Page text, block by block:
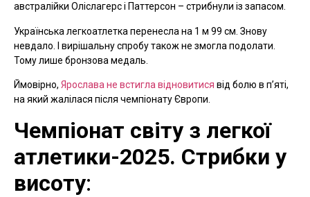
австралійки Оліслагерс і Паттерсон – стрибнули із запасом.
Українська легкоатлетка перенесла на 1 м 99 см. Знову
невдало. І вирішальну спробу також не змогла подолати.
Тому лише бронзова медаль.
Ймовірно, Ярослава не встигла відновитися від болю в п’яті,
на який жалілася після чемпіонату Європи.
Чемпіонат світу з легкої
атлетики-2025. Стрибки у
висоту: